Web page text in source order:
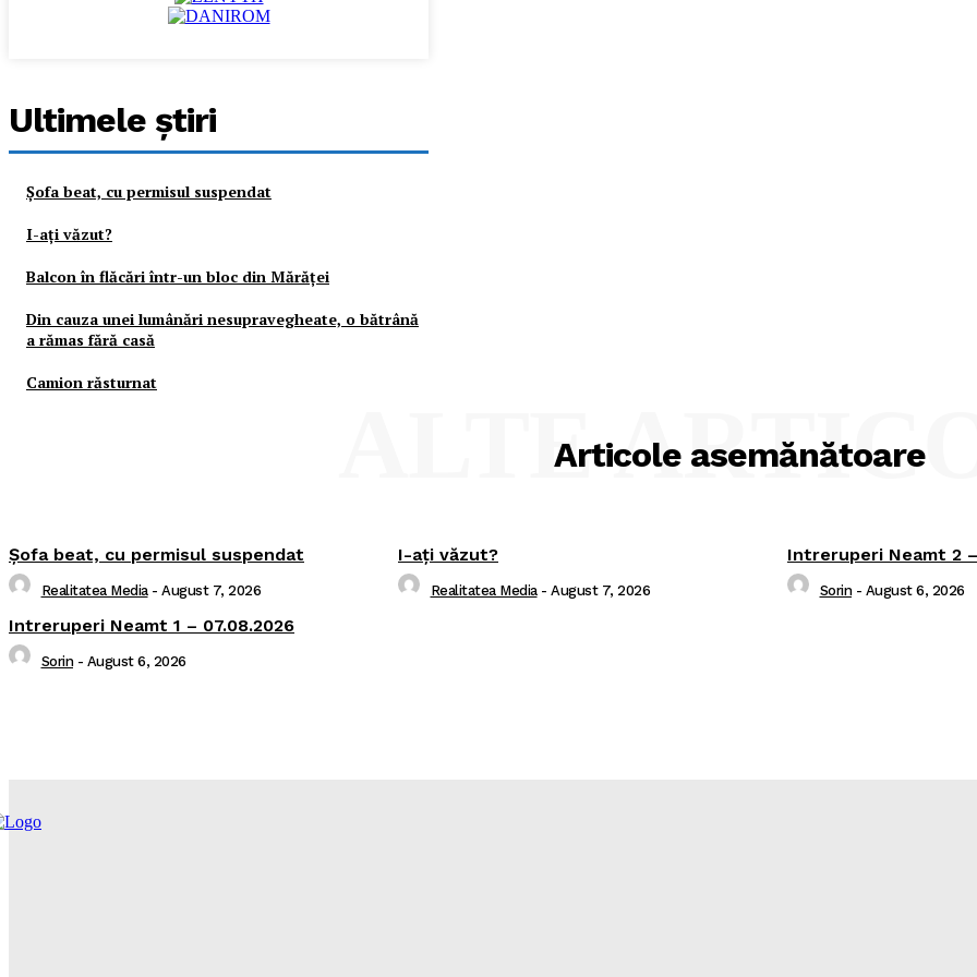
Ultimele ştiri
Şofa beat, cu permisul suspendat
I-aţi văzut?
Balcon în flăcări într-un bloc din Mărăţei
Din cauza unei lumânări nesupravegheate, o bătrână
a rămas fără casă
Camion răsturnat
Articole asemănătoare
ALTE
Şofa beat, cu permisul suspendat
Realitatea Media - August 7, 2026
I-aţi văzut?
Realitatea Media - August 7, 2026
Intreruperi Neamt 2
Sorin - August 6, 2026
Intreruperi Neamt 1 – 07.08.2026
Sorin - August 6, 2026